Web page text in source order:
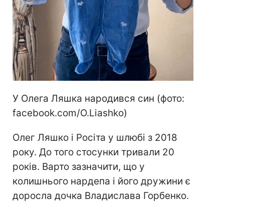
У Олега Ляшка народився син (фото:
facebook.com/O.Liashko)
Олег Ляшко і Росіта у шлюбі з 2018
року. До того стосунки тривали 20
років. Варто зазначити, що у
колишнього нардепа і його дружини є
доросла дочка Владислава Горбенко.